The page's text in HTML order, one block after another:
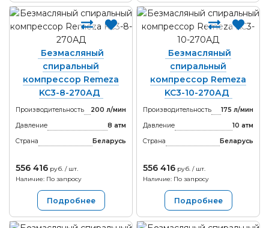
Безмасляный
спиральный
компрессор Remeza
KC3-8-270АД
Производительность
200 л/мин
Давление
8 атм
Страна
Беларусь
556 416 руб. / шт.
Наличие: По запросу
Подробнее
Безмасляный
спиральный
компрессор Remeza
KC3-10-270АД
Производительность
175 л/мин
Давление
10 атм
Страна
Беларусь
556 416 руб. / шт.
Наличие: По запросу
Подробнее